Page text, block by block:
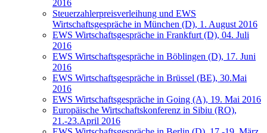
2016
Steuerzahlerpreisverleihung und EWS
Wirtschaftsgespräche in München (D), 1. August 2016
EWS Wirtschaftsgespräche in Frankfurt (D), 04. Juli
2016
EWS Wirtschaftsgespräche in Böblingen (D), 17. Juni
2016
EWS Wirtschaftsgespräche in Brüssel (BE), 30.Mai
2016
EWS Wirtschaftsgespräche in Going (A), 19. Mai 2016
Europäische Wirtschaftskonferenz in Sibiu (RO),
21.-23.April 2016